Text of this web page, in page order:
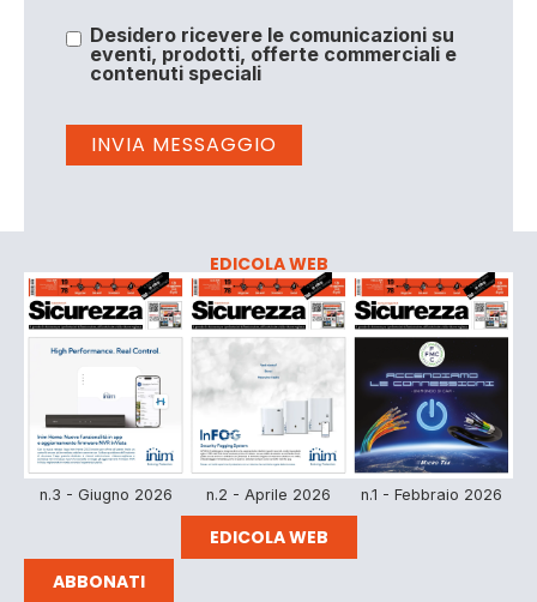
Desidero ricevere le comunicazioni su
eventi, prodotti, offerte commerciali e
contenuti speciali
EDICOLA WEB
n.3 - Giugno 2026 n.2 - Aprile 2026 n.1 - Febbraio 2026
EDICOLA WEB
ABBONATI